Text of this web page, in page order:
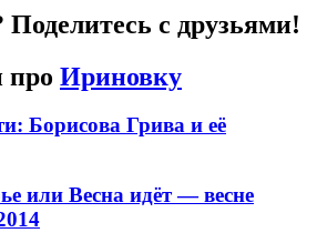
с друзьями!
про Ириновку
Борисова Грива и её
или Весна идёт — весне